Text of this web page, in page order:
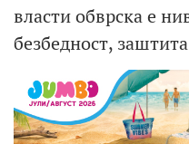
власти обврска е
безбедност,